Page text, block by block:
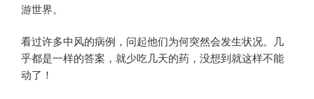
游世界。
看过许多中风的病例，问起他们为何突然会发生状况。几
乎都是一样的答案，就少吃几天的药，没想到就这样不能
动了！